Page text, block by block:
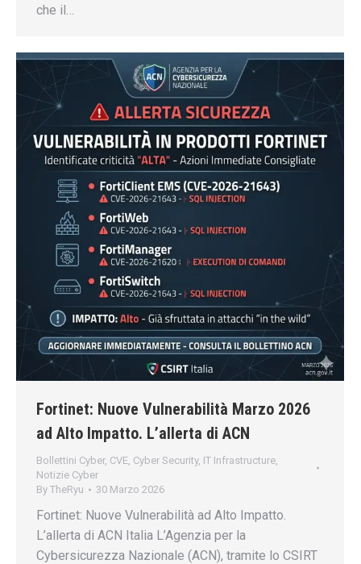
che il…
Fortinet: Nuove Vulnerabilità Marzo 2026
ad Alto Impatto. L’allerta di ACN
Bollettini Cyber, CVE, Cyber Security, IT Infrastructure,
Notizie Cyber
By TheRyu 30 Marzo 2026
Fortinet: Nuove Vulnerabilità ad Alto Impatto.
L’allerta di ACN Italia L’Agenzia per la
Cybersicurezza Nazionale (ACN), tramite lo CSIRT